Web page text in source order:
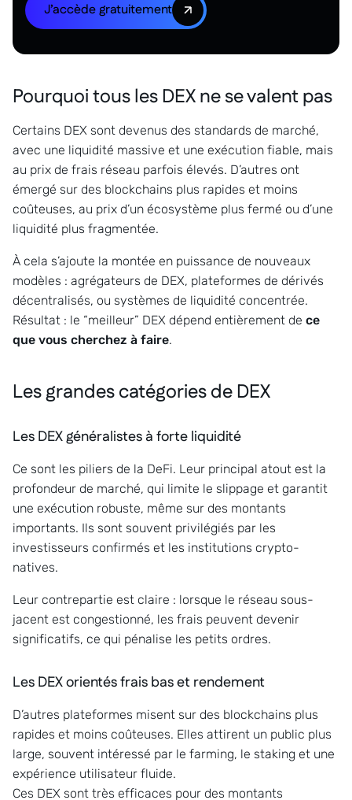
J’accède gratuitement
Pourquoi tous les DEX ne se valent pas
Certains DEX sont devenus des standards de marché,
avec une liquidité massive et une exécution fiable, mais
au prix de frais réseau parfois élevés. D’autres ont
émergé sur des blockchains plus rapides et moins
coûteuses, au prix d’un écosystème plus fermé ou d’une
liquidité plus fragmentée.
À cela s’ajoute la montée en puissance de nouveaux
modèles : agrégateurs de DEX, plateformes de dérivés
décentralisés, ou systèmes de liquidité concentrée.
Résultat : le “meilleur” DEX dépend entièrement de ce
que vous cherchez à faire.
Les grandes catégories de DEX
Les DEX généralistes à forte liquidité
Ce sont les piliers de la DeFi. Leur principal atout est la
profondeur de marché, qui limite le slippage et garantit
une exécution robuste, même sur des montants
importants. Ils sont souvent privilégiés par les
investisseurs confirmés et les institutions crypto-
natives.
Leur contrepartie est claire : lorsque le réseau sous-
jacent est congestionné, les frais peuvent devenir
significatifs, ce qui pénalise les petits ordres.
Les DEX orientés frais bas et rendement
D’autres plateformes misent sur des blockchains plus
rapides et moins coûteuses. Elles attirent un public plus
large, souvent intéressé par le farming, le staking et une
expérience utilisateur fluide.
Ces DEX sont très efficaces pour des montants